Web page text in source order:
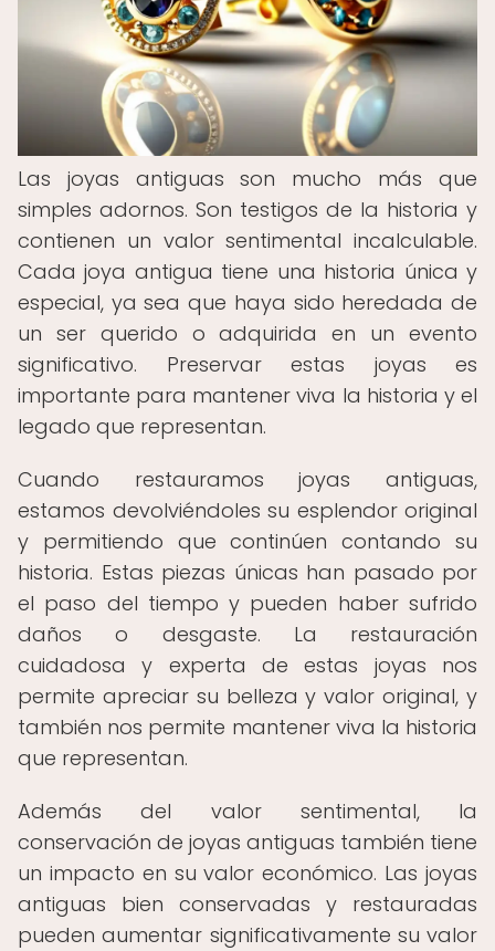
Las joyas antiguas son mucho más que
simples adornos. Son testigos de la historia y
contienen un valor sentimental incalculable.
Cada joya antigua tiene una historia única y
especial, ya sea que haya sido heredada de
un ser querido o adquirida en un evento
significativo. Preservar estas joyas es
importante para mantener viva la historia y el
legado que representan.
Cuando restauramos joyas antiguas,
estamos devolviéndoles su esplendor original
y permitiendo que continúen contando su
historia. Estas piezas únicas han pasado por
el paso del tiempo y pueden haber sufrido
daños o desgaste. La restauración
cuidadosa y experta de estas joyas nos
permite apreciar su belleza y valor original, y
también nos permite mantener viva la historia
que representan.
Además del valor sentimental, la
conservación de joyas antiguas también tiene
un impacto en su valor económico. Las joyas
antiguas bien conservadas y restauradas
pueden aumentar significativamente su valor